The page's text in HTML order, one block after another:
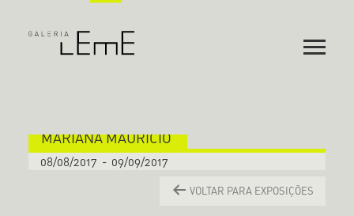
MARIANA MAURICIO
08/08/2017 - 09/09/2017
VOLTAR PARA EXPOSIÇÕES